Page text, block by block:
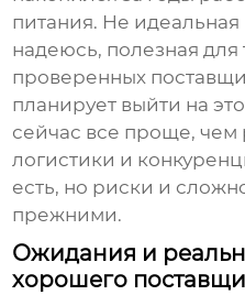
питания. Не идеальная
надеюсь, полезная для
проверенных
планирует выйти на
сейчас все проще, чем
логистики и
есть, но риски и
прежними.
Ожидания и
хорошего